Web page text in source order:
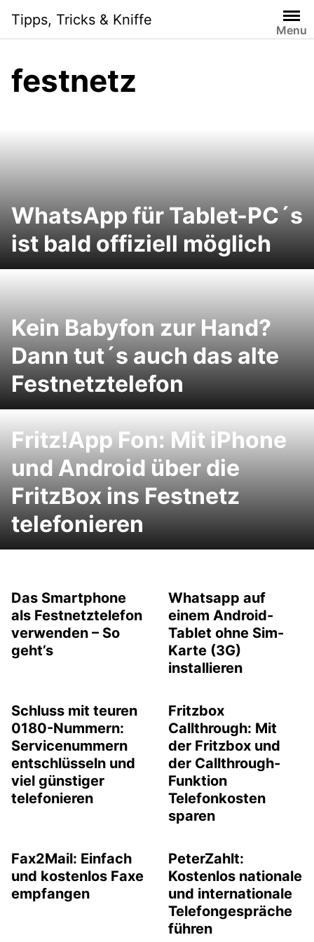
content
Tipps, Tricks & Kniffe
Menu
festnetz
WhatsApp für Tablet-PC´s
ist bald offiziell möglich
Kein Babyfon zur Hand?
Dann tut´s auch das alte
Festnetztelefon
Fritz!App Fon: Mit iPhone
und Android über die
FritzBox ins Festnetz
telefonieren
Das Smartphone
als Festnetztelefon
verwenden – So
geht’s
Whatsapp auf
einem Android-
Tablet ohne Sim-
Karte (3G)
installieren
Schluss mit teuren
0180-Nummern:
Servicenummern
entschlüsseln und
viel günstiger
telefonieren
Fritzbox
Callthrough: Mit
der Fritzbox und
der Callthrough-
Funktion
Telefonkosten
sparen
Fax2Mail: Einfach
und kostenlos Faxe
empfangen
PeterZahlt:
Kostenlos nationale
und internationale
Telefongespräche
führen